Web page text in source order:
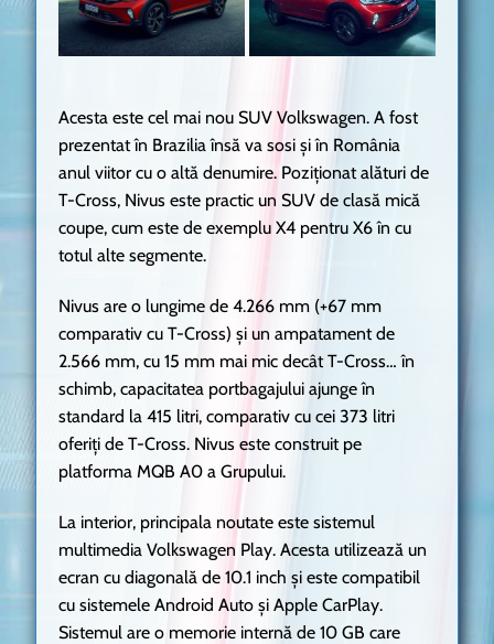
Acesta este cel mai nou SUV Volkswagen. A fost
prezentat în Brazilia însă va sosi și în România
anul viitor cu o altă denumire. Poziționat alături de
T-Cross, Nivus este practic un SUV de clasă mică
coupe, cum este de exemplu X4 pentru X6 în cu
totul alte segmente.
Nivus are o lungime de 4.266 mm (+67 mm
comparativ cu T-Cross) și un ampatament de
2.566 mm, cu 15 mm mai mic decât T-Cross… în
schimb, capacitatea portbagajului ajunge în
standard la 415 litri, comparativ cu cei 373 litri
oferiți de T-Cross. Nivus este construit pe
platforma MQB A0 a Grupului.
La interior, principala noutate este sistemul
multimedia Volkswagen Play. Acesta utilizează un
ecran cu diagonală de 10.1 inch și este compatibil
cu sistemele Android Auto și Apple CarPlay.
Sistemul are o memorie internă de 10 GB care